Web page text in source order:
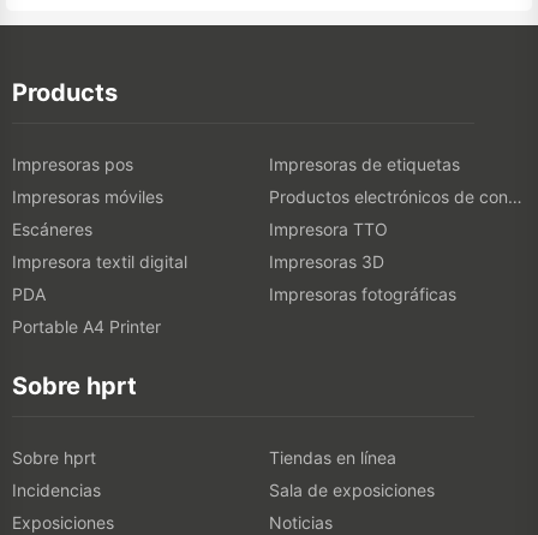
Products
Impresoras pos
Impresoras de etiquetas
Impresoras móviles
Productos electrónicos de consumo
Escáneres
Impresora TTO
Impresora textil digital
Impresoras 3D
PDA
Impresoras fotográficas
Portable A4 Printer
Sobre hprt
Sobre hprt
Tiendas en línea
Incidencias
Sala de exposiciones
Exposiciones
Noticias